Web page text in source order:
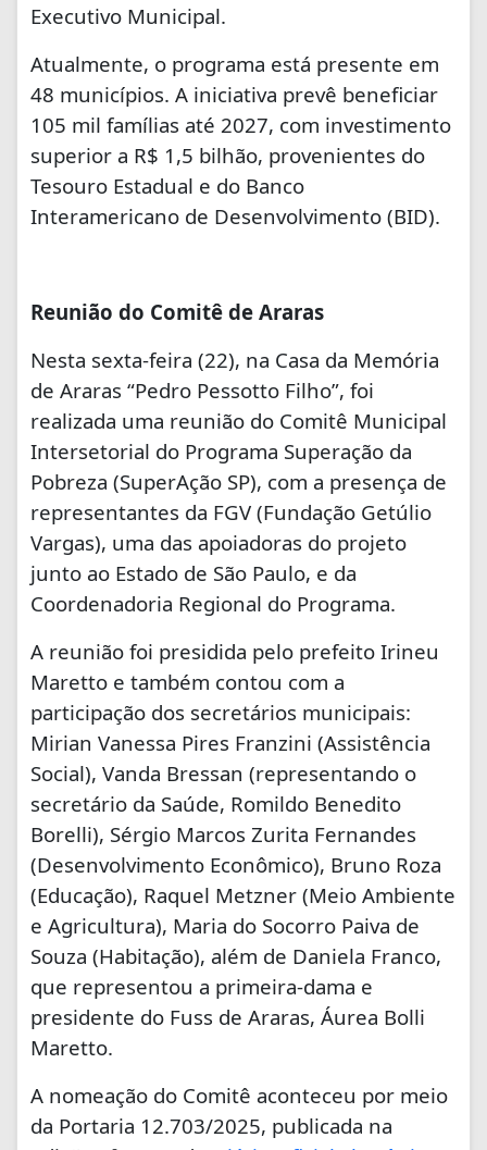
Executivo Municipal.
Atualmente, o programa está presente em
48 municípios. A iniciativa prevê beneficiar
105 mil famílias até 2027, com investimento
superior a R$ 1,5 bilhão, provenientes do
Tesouro Estadual e do Banco
Interamericano de Desenvolvimento (BID).
Reunião do Comitê de Araras
Nesta sexta-feira (22), na Casa da Memória
de Araras “Pedro Pessotto Filho”, foi
realizada uma reunião do Comitê Municipal
Intersetorial do Programa Superação da
Pobreza (SuperAção SP), com a presença de
representantes da FGV (Fundação Getúlio
Vargas), uma das apoiadoras do projeto
junto ao Estado de São Paulo, e da
Coordenadoria Regional do Programa.
A reunião foi presidida pelo prefeito Irineu
Maretto e também contou com a
participação dos secretários municipais:
Mirian Vanessa Pires Franzini (Assistência
Social), Vanda Bressan (representando o
secretário da Saúde, Romildo Benedito
Borelli), Sérgio Marcos Zurita Fernandes
(Desenvolvimento Econômico), Bruno Roza
(Educação), Raquel Metzner (Meio Ambiente
e Agricultura), Maria do Socorro Paiva de
Souza (Habitação), além de Daniela Franco,
que representou a primeira-dama e
presidente do Fuss de Araras, Áurea Bolli
Maretto.
A nomeação do Comitê aconteceu por meio
da Portaria 12.703/2025, publicada na